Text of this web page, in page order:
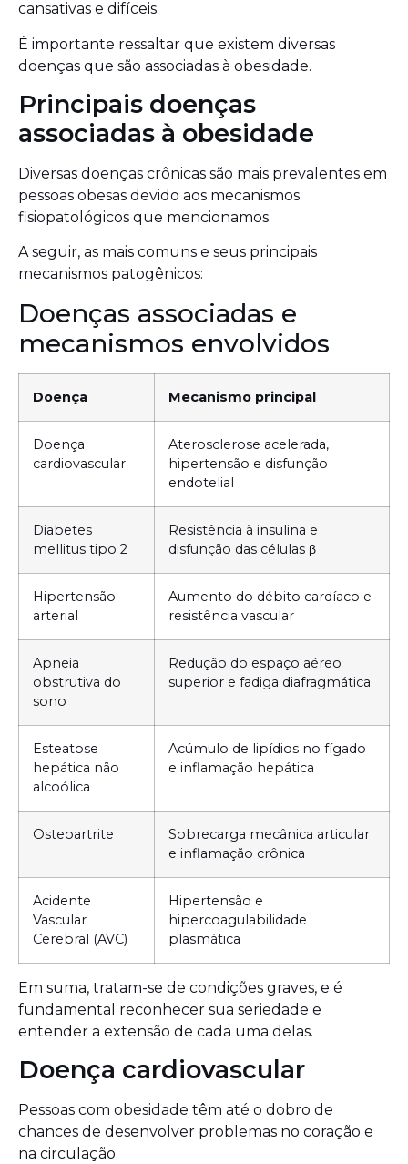
cansativas e difíceis.
É importante ressaltar que existem diversas
doenças que são associadas à obesidade.
Principais doenças
associadas à obesidade
Diversas doenças crônicas são mais prevalentes em
pessoas obesas devido aos mecanismos
fisiopatológicos que mencionamos.
A seguir, as mais comuns e seus principais
mecanismos patogênicos:
Doenças associadas e
mecanismos envolvidos
Doença Mecanismo principal
Doença
cardiovascular
Aterosclerose acelerada,
hipertensão e disfunção
endotelial
Diabetes
mellitus tipo 2
Resistência à insulina e
disfunção das células β
Hipertensão
arterial
Aumento do débito cardíaco e
resistência vascular
Apneia
obstrutiva do
sono
Redução do espaço aéreo
superior e fadiga diafragmática
Esteatose
hepática não
alcoólica
Acúmulo de lipídios no fígado
e inflamação hepática
Osteoartrite
Sobrecarga mecânica articular
e inflamação crônica
Acidente
Vascular
Cerebral (AVC)
Hipertensão e
hipercoagulabilidade
plasmática
Em suma, tratam-se de condições graves, e é
fundamental reconhecer sua seriedade e
entender a extensão de cada uma delas.
Doença cardiovascular
Pessoas com obesidade têm até o dobro de
chances de desenvolver problemas no coração e
na circulação.